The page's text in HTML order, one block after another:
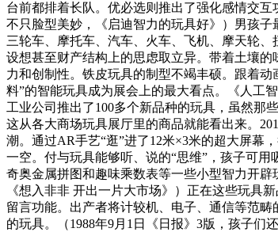
台前都排着长队。优必选则推出了强化感情交
不只脸型美妙，《启迪智力的玩具好》）男孩
三轮车、摩托车、汽车、火车、飞机、摩天轮、
设想甚至财产结构上的思虑取立异。带着土壤
力和创制性。铁皮玩具的制型不竭丰硕。跟着
料”的智能玩具成为展会上的最大看点。《人工
工业公司推出了100多个新品种的玩具，虽然那
这从各大商场玩具展厅里的商品就能看出来。
潮。通过AR手艺“逛”进了12米×3米的超大屏幕
一空。付与玩具能够听、说的“思维”，孩子可
奇奥金属拼图和趣味乘数表等一些小型智力开
《想入非非 开出一片大市场》）正在这些玩具
留言功能。出产者将计较机、电子、通信等范
的玩具。（1988年9月1日《日报》3版，孩子们